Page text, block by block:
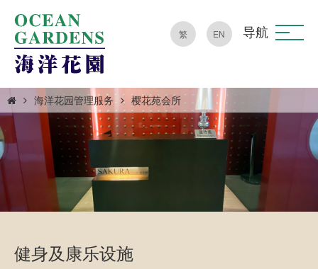
繁 EN 导航
海洋花园管理服务 樱花苑会所
健身及康乐设施